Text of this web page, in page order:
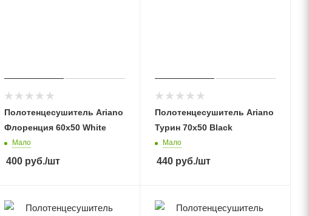
Полотенцесушитель Ariano
Флоренция 60х50 White
Мало
400руб./шт
Полотенцесушитель Ariano
Турин 70х50 Black
Мало
440руб./шт